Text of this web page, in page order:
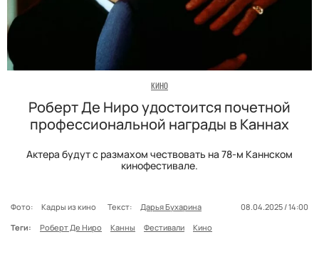
КИНО
Роберт Де Ниро удостоится почетной
профессиональной награды в Каннах
Актера будут с размахом чествовать на 78-м Каннском
кинофестивале.
Фото: Кадры из кино Текст: Дарья Бухарина
08.04.2025 / 14:00
Теги:
Роберт Де Ниро Канны Фестивали Кино